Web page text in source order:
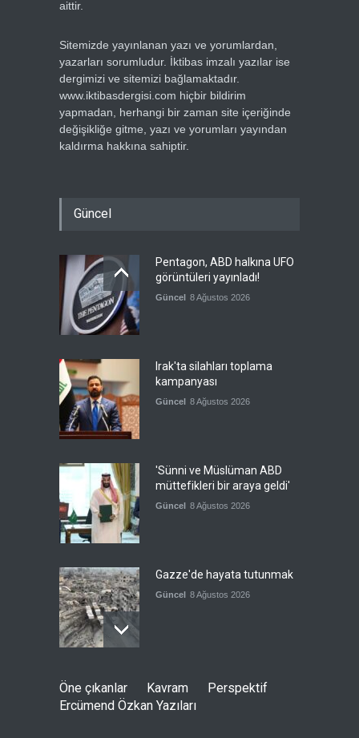
aittir.
Sitemizde yayınlanan yazı ve yorumlardan,
yazarları sorumludur. İktibas imzalı yazılar ise
dergimizi ve sitemizi bağlamaktadır.
www.iktibasdergisi.com hiçbir bildirim
yapmadan, herhangi bir zaman site içeriğinde
değişikliğe gitme, yazı ve yorumları yayından
kaldırma hakkına sahiptir.
Güncel
Pentagon, ABD halkına UFO
görüntüleri yayınladı!
Güncel 8 Ağustos 2026
Irak'ta silahları toplama
kampanyası
Güncel 8 Ağustos 2026
'Sünni ve Müslüman ABD
müttefikleri bir araya geldi'
Güncel 8 Ağustos 2026
Gazze'de hayata tutunmak
Güncel 8 Ağustos 2026
mutabakatın genel
çerçevesi neredeyse
Öne çıkanlar Kavram
Perspektif
Ercümend Özkan Yazıları